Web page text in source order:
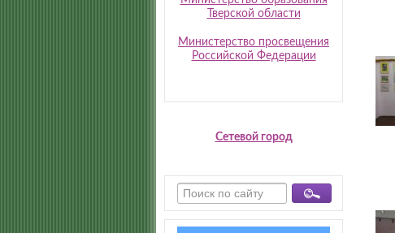
Тверской области
Министерство просвещения
Российской Федерации
Сетевой город